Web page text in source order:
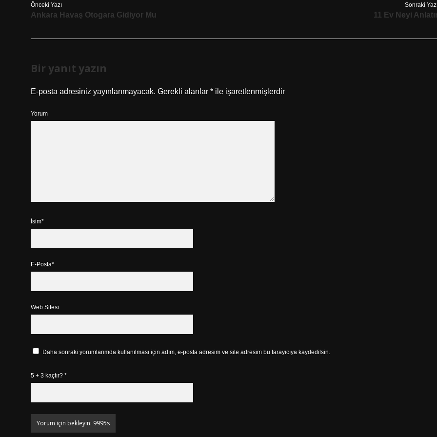
Önceki Yazı
Ankara Havaş Otogara Gidiyor Mu
Sonraki
11 Ev Neyi
Bir yanıt yazın
E-posta adresiniz yayınlanmayacak. Gerekli alanlar * ile işaretlenmişlerdir
Yorum
İsim*
E-Posta*
Web Sitesi
Daha sonraki yorumlarımda kullanılması için adım, e-posta adresim ve site adresim bu tarayıcıya kaydedilsin.
5 + 3 kaçtır? *